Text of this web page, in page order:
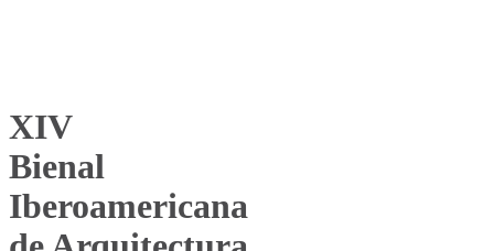
XIV
Bienal
Iberoamericana